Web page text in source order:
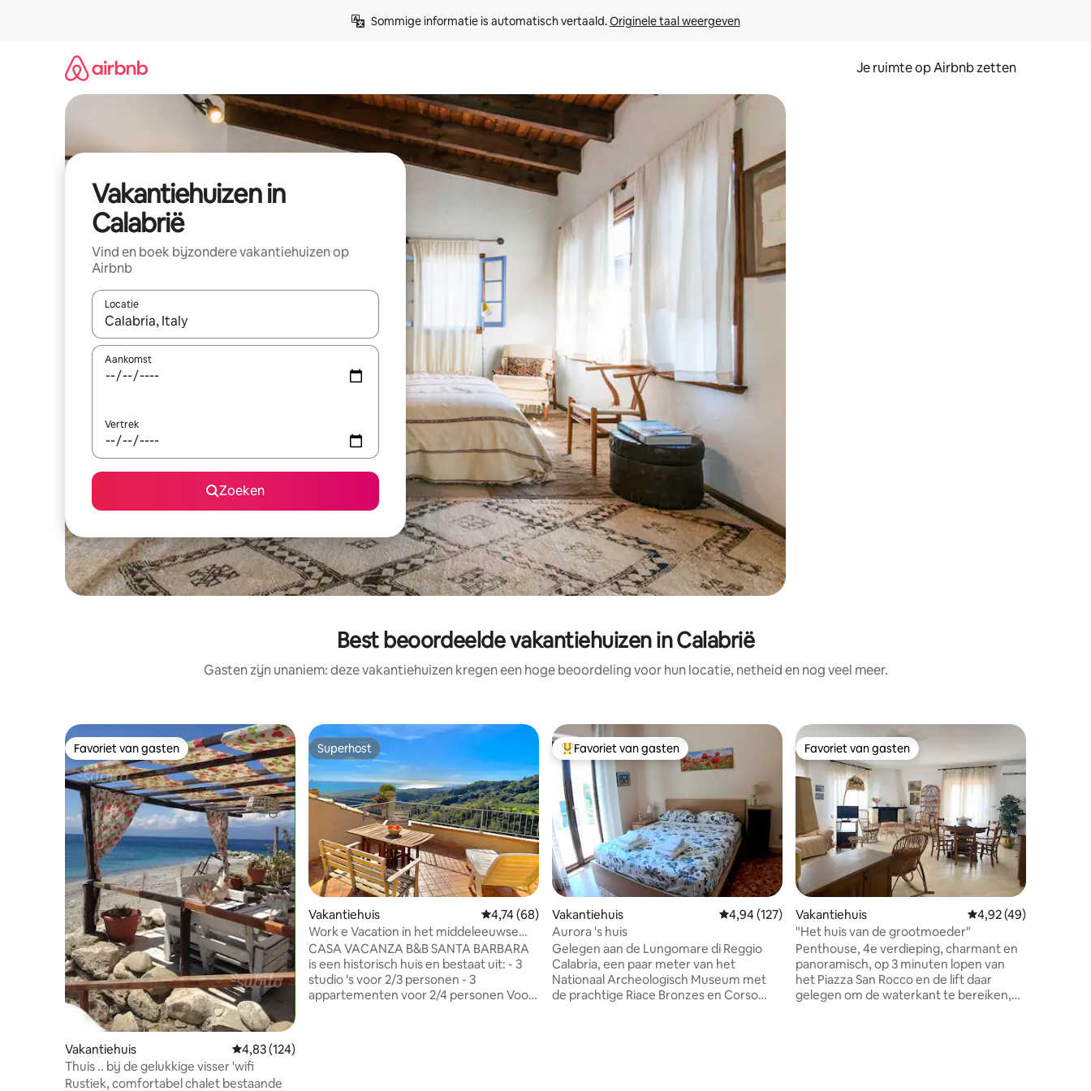
Sommige informatie is automatisch vertaald. Originele taal weergeven
Je ruimte op Airbnb zetten
Vakantiehuizen in
Calabrië
Vind en boek bijzondere vakantiehuizen op
Airbnb
Locatie
Wanneer er suggesties beschikbaar zijn, maak je een keuze met je de pijltjestoetsen omhoog en omlaag, óf door te tikken of swipen.
Aankomst
Vertrek
Zoeken
Best beoordeelde vakantiehuizen in Calabrië
Gasten zijn unaniem: deze vakantiehuizen kregen een hoge beoordeling voor hun locatie, netheid en nog veel meer.
Favoriet van gasten
Favoriet van gasten
Vakantiehuis Gemiddelde beoordeling van 4,83 uit 5, 124 recensies
4,83 (124)
Thuis .. bij de gelukkige visser 'wifi
Rustiek, comfortabel chalet bestaande
Superhost
Superhost
Vakantiehuis Gemiddelde beoordeling van 4,74 uit 5, 68 recensies
4,74 (68)
Work e Vacation in het middeleeuwse
dorp Badolato
CASA VACANZA B&B SANTA BARBARA
is een historisch huis en bestaat uit: - 3
studio 's voor 2/3 personen - 3
appartementen voor 2/4 personen Voor
Topfavoriet van gasten
Favoriet van gasten
Vakantiehuis Gemiddelde beoordeling van 4,94 uit 5, 127 recensies
4,94 (127)
Aurora 's huis
Gelegen aan de Lungomare di Reggio
Calabria, een paar meter van het
Nationaal Archeologisch Museum met
de prachtige Riace Bronzes en Corso
Favoriet van gasten
Favoriet van gasten
Vakantiehuis Gemiddelde
4,92 (49)
"Het huis van de grootmoeder"
Penthouse, 4e verdieping, charmant en
panoramisch, op 3 minuten lopen van
het Piazza San Rocco en de lift daar
gelegen om de waterkant te bereiken,